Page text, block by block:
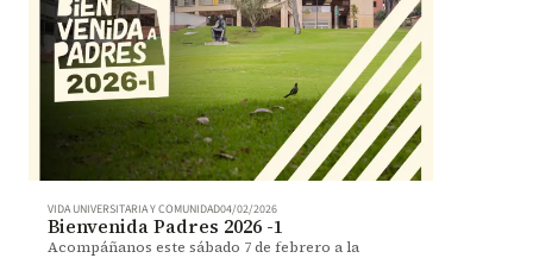
VIDA UNIVERSITARIA Y COMUNIDAD04/02/2026
Bienvenida Padres 2026 -1
Acompáñanos este sábado 7 de febrero a la